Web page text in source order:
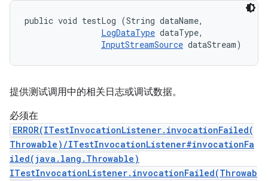
public void testLog (String dataName,
LogDataType dataType,
InputStreamSource dataStream)
提供测试调用中的相关日志或调试数据。
必须在
ERROR(ITestInvocationListener.invocationFailed(
Throwable)/ITestInvocationListener#invocationFa
iled(java.lang.Throwable)
ITestInvocationListener.invocationFailed(Throwab